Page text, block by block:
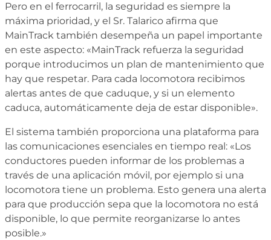
Pero en el ferrocarril, la seguridad es siempre la
máxima prioridad, y el Sr. Talarico afirma que
MainTrack también desempeña un papel importante
en este aspecto: «MainTrack refuerza la seguridad
porque introducimos un plan de mantenimiento que
hay que respetar. Para cada locomotora recibimos
alertas antes de que caduque, y si un elemento
caduca, automáticamente deja de estar disponible».
El sistema también proporciona una plataforma para
las comunicaciones esenciales en tiempo real: «Los
conductores pueden informar de los problemas a
través de una aplicación móvil, por ejemplo si una
locomotora tiene un problema. Esto genera una alerta
para que producción sepa que la locomotora no está
disponible, lo que permite reorganizarse lo antes
posible.»